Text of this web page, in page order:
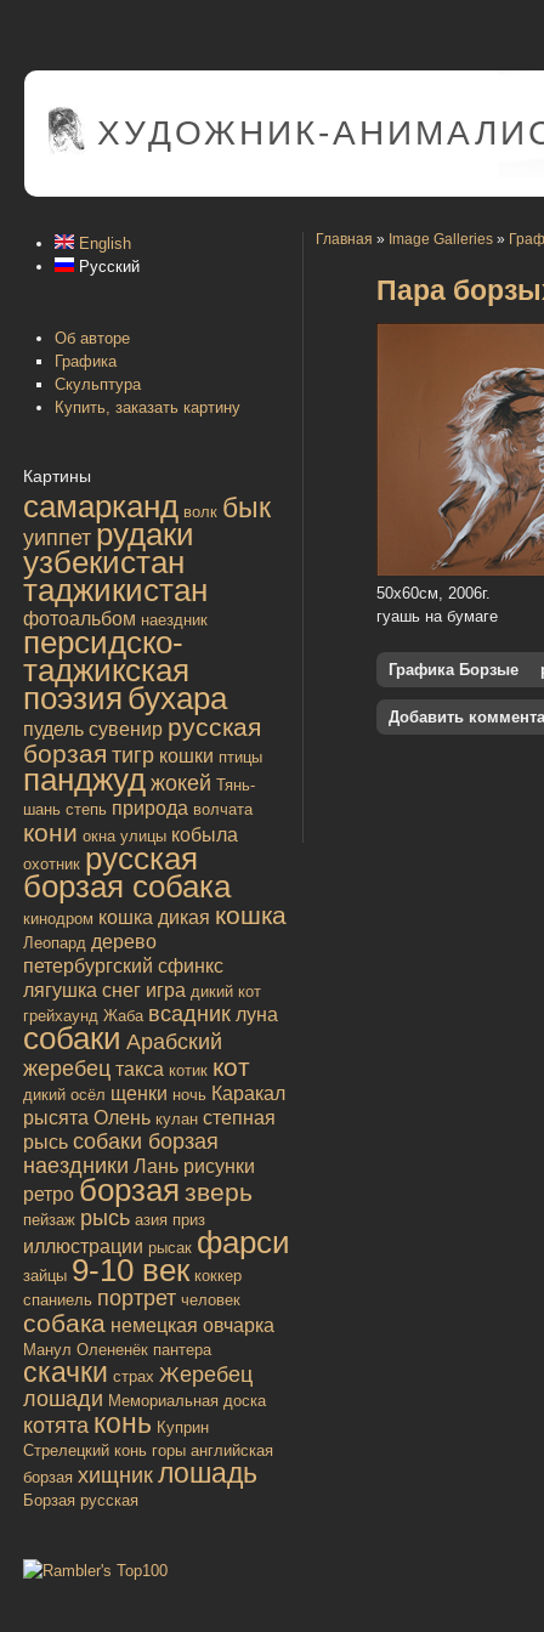
ХУДОЖНИК-
English
Русский
Об авторе
Графика
Скульптура
Купить, заказать картину
Картины
самарканд волк бык
уиппет рудаки
узбекистан
таджикистан
фотоальбом наездник
персидско-
таджикская
поэзия бухара
пудель сувенир русская
борзая тигр кошки птицы
панджуд жокей Тянь-
шань степь природа волчата
кони окна улицы кобыла
охотник русская
борзая собака
кинодром кошка дикая кошка
Леопард дерево
петербургский сфинкс
лягушка снег игра дикий кот
грейхаунд Жаба всадник луна
собаки Арабский
жеребец такса котик кот
дикий осёл щенки ночь Каракал
рысята Олень кулан степная
рысь собаки борзая
наездники Лань рисунки
ретро борзая зверь
пейзаж рысь азия приз
иллюстрации рысак фарси
зайцы 9-10 век коккер
спаниель портрет человек
собака немецкая овчарка
Манул Олененёк пантера
скачки страх Жеребец
лошади Мемориальная доска
котята конь Куприн
Стрелецкий конь горы английская
борзая хищник лошадь
Борзая русская
Главная » Image Galleries »
Пара
50х60см, 2006г.
гуашь на бумаге
Графика Борзые
Добавить